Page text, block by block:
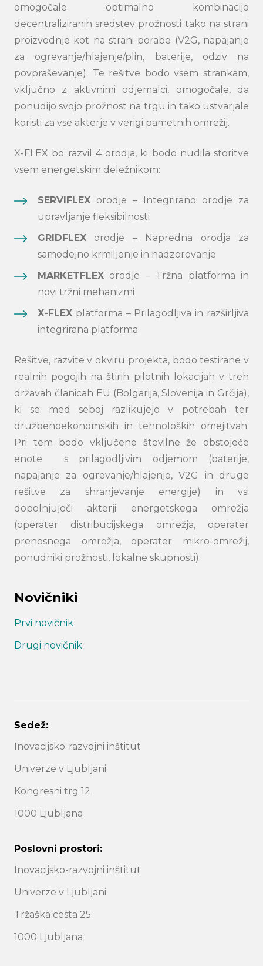
omogočale optimalno kombinacijo
decentraliziranih sredstev prožnosti tako na strani
proizvodnje kot na strani porabe (V2G, napajanje
za ogrevanje/hlajenje/plin, baterije, odziv na
povpraševanje). Te rešitve bodo vsem strankam,
vključno z aktivnimi odjemalci, omogočale, da
ponudijo svojo prožnost na trgu in tako ustvarjale
koristi za vse akterje v verigi pametnih omrežij.
X-FLEX bo razvil 4 orodja, ki bodo nudila storitve
vsem energetskim deležnikom:
SERVIFLEX orodje – Integrirano orodje za
upravljanje fleksibilnosti
GRIDFLEX orodje – Napredna orodja za
samodejno krmiljenje in nadzorovanje
MARKETFLEX orodje – Tržna platforma in
novi tržni mehanizmi
X-FLEX platforma – Prilagodljiva in razširljiva
integrirana platforma
Rešitve, razvite v okviru projekta, bodo testirane v
realnih pogojih na štirih pilotnih lokacijah v treh
državah članicah EU (Bolgarija, Slovenija in Grčija),
ki se med seboj razlikujejo v potrebah ter
družbenoekonomskih in tehnoloških omejitvah.
Pri tem bodo vključene številne že obstoječe
enote s prilagodljivim odjemom (baterije,
napajanje za ogrevanje/hlajenje, V2G in druge
rešitve za shranjevanje energije) in vsi
dopolnjujoči akterji energetskega omrežja
(operater distribucijskega omrežja, operater
prenosnega omrežja, operater mikro-omrežij,
ponudniki prožnosti, lokalne skupnosti).
Novičniki
Prvi novičnik
Drugi novičnik
Sedež:
Inovacijsko-razvojni inštitut
Univerze v Ljubljani
Kongresni trg 12
1000 Ljubljana
Poslovni prostori:
Inovacijsko-razvojni inštitut
Univerze v Ljubljani
Tržaška cesta 25
1000 Ljubljana